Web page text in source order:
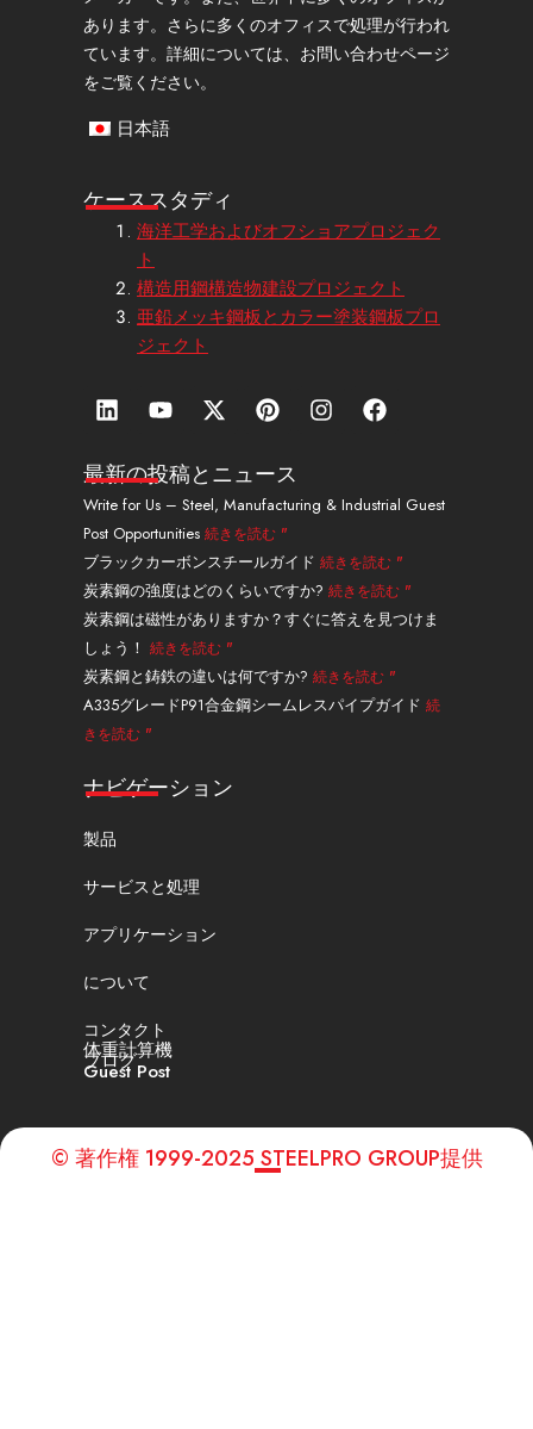
あります。さらに多くのオフィスで処理が行われ
ています。詳細については、お問い合わせページ
をご覧ください。
日本語
ケーススタディ
海洋工学およびオフショアプロジェク
ト
構造用鋼構造物建設プロジェクト
亜鉛メッキ鋼板とカラー塗装鋼板プロ
ジェクト
リ
ン
ト
イ
ン
Y
o
t
u
b
e
エ
ッ
ス
・
ツ
イ
ッ
タ
ー
ピ
ン
レ
ス
ト
イ
ン
グ
ラ
フ
ェ
ブ
ッ
最新の投稿とニュース
Write for Us – Steel, Manufacturing & Industrial Guest
Post Opportunities 続きを読む "
ブラックカーボンスチールガイド 続きを読む "
炭素鋼の強度はどのくらいですか? 続きを読む "
炭素鋼は磁性がありますか？すぐに答えを見つけま
しょう！ 続きを読む "
炭素鋼と鋳鉄の違いは何ですか? 続きを読む "
A335グレードP91合金鋼シームレスパイプガイド 続
きを読む "
ナビゲーション
製品
サービスと処理
アプリケーション
について
コンタクト
体重計算機
ブログ
Guest Post
© 著作権 1999-2025 STEELPRO GROUP提供